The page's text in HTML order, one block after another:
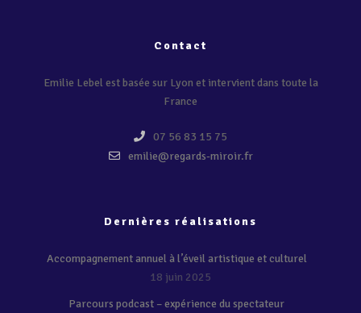
Contact
Emilie Lebel est basée sur Lyon et intervient dans toute la
France
07 56 83 15 75
emilie@regards-miroir.fr
Dernières réalisations
Accompagnement annuel à l’éveil artistique et culturel
18 juin 2025
Parcours podcast – expérience du spectateur